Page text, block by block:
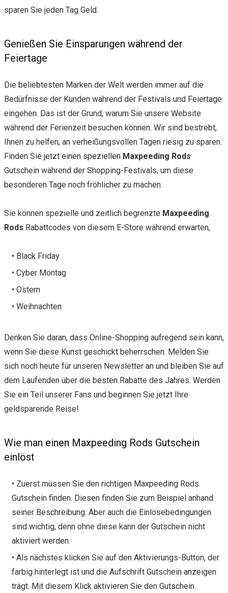
sparen Sie jeden Tag Geld.
Genießen Sie Einsparungen während der
Feiertage
Die beliebtesten Marken der Welt werden immer auf die
Bedürfnisse der Kunden während der Festivals und Feiertage
eingehen. Das ist der Grund, warum Sie unsere Website
während der Ferienzeit besuchen können. Wir sind bestrebt,
Ihnen zu helfen, an verheißungsvollen Tagen riesig zu sparen.
Finden Sie jetzt einen speziellen Maxpeeding Rods
Gutschein während der Shopping-Festivals, um diese
besonderen Tage noch fröhlicher zu machen.
Sie können spezielle und zeitlich begrenzte Maxpeeding
Rods Rabattcodes von diesem E-Store während erwarten,
• Black Friday
• Cyber Montag
• Ostern
• Weihnachten
Denken Sie daran, dass Online-Shopping aufregend sein kann,
wenn Sie diese Kunst geschickt beherrschen. Melden Sie
sich noch heute für unseren Newsletter an und bleiben Sie auf
dem Laufenden über die besten Rabatte des Jahres. Werden
Sie ein Teil unserer Fans und beginnen Sie jetzt Ihre
geldsparende Reise!
Wie man einen Maxpeeding Rods Gutschein
einlöst
• Zuerst müssen Sie den richtigen Maxpeeding Rods
Gutschein finden. Diesen finden Sie zum Beispiel anhand
seiner Beschreibung. Aber auch die Einlösebedingungen
sind wichtig, denn ohne diese kann der Gutschein nicht
aktiviert werden.
• Als nächstes klicken Sie auf den Aktivierungs-Button, der
farbig hinterlegt ist und die Aufschrift Gutschein anzeigen
trägt. Mit diesem Klick aktivieren Sie den Gutschein.